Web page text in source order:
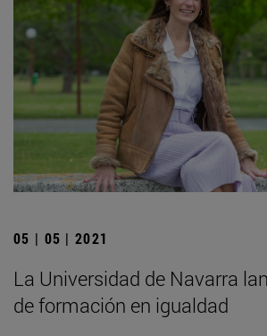
05 | 05 | 2021
La Universidad de Navarra
de formación en igualdad